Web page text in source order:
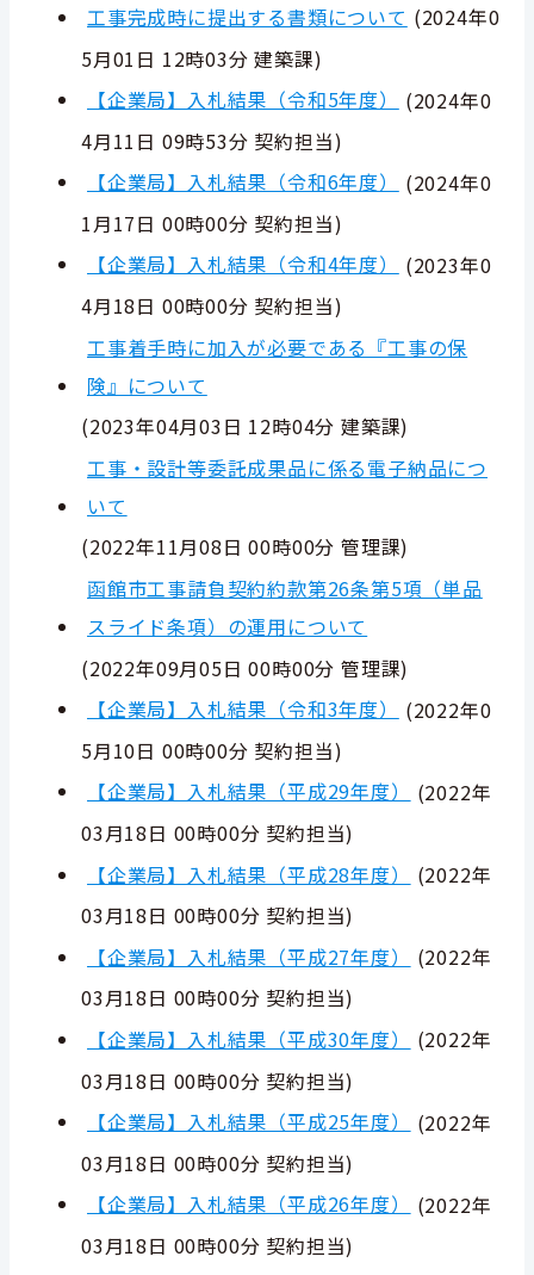
工事完成時に提出する書類について (2024年0
5月01日 12時03分 建築課)
【企業局】入札結果（令和5年度）
(2024年0
4月11日 09時53分 契約担当)
【企業局】入札結果（令和6年度）
(2024年0
1月17日 00時00分 契約担当)
【企業局】入札結果（令和4年度）
(2023年0
4月18日 00時00分 契約担当)
工事着手時に加入が必要である『工事の保
険』について
(2023年04月03日 12時04分 建築課)
工事・設計等委託成果品に係る電子納品につ
いて
(2022年11月08日 00時00分 管理課)
函館市工事請負契約約款第26条第5項（単品
スライド条項）の運用について
(2022年09月05日 00時00分 管理課)
【企業局】入札結果（令和3年度）
(2022年0
5月10日 00時00分 契約担当)
【企業局】入札結果（平成29年度）
(2022年
03月18日 00時00分 契約担当)
【企業局】入札結果（平成28年度）
(2022年
03月18日 00時00分 契約担当)
【企業局】入札結果（平成27年度）
(2022年
03月18日 00時00分 契約担当)
【企業局】入札結果（平成30年度）
(2022年
03月18日 00時00分 契約担当)
【企業局】入札結果（平成25年度）
(2022年
03月18日 00時00分 契約担当)
【企業局】入札結果（平成26年度）
(2022年
03月18日 00時00分 契約担当)